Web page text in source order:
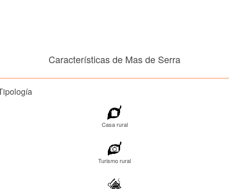
Características de Mas de Serra
Casa rural
Turismo rural